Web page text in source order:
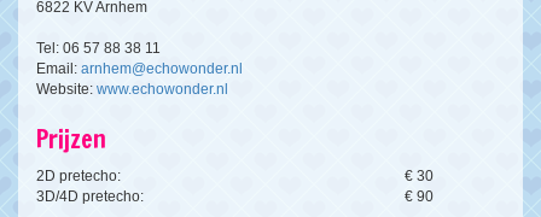
6822 KV Arnhem
Tel: 06 57 88 38 11
Email: arnhem@echowonder.nl
Website: www.echowonder.nl
Prijzen
2D pretecho:
€ 30
3D/4D pretecho:
€ 90